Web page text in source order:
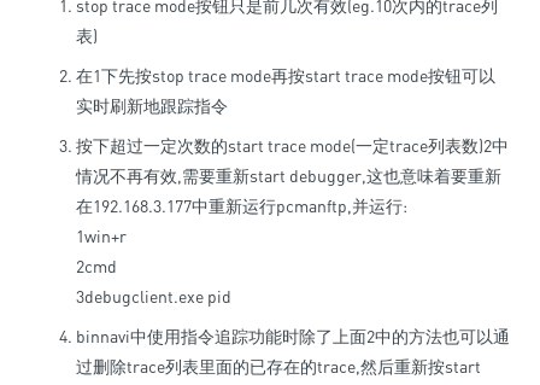
stop trace mode按钮只是前几次有效(eg.10次内的trace列
表)
在1下先按stop trace mode再按start trace mode按钮可以
实时刷新地跟踪指令
按下超过一定次数的start trace mode(一定trace列表数)2中
情况不再有效,需要重新start debugger,这也意味着要重新
在192.168.3.177中重新运行pcmanftp,并运行:
1
2
3
win+r
cmd
debugclient.exe pid
binnavi中使用指令追踪功能时除了上面2中的方法也可以通
过删除trace列表里面的已存在的trace,然后重新按start